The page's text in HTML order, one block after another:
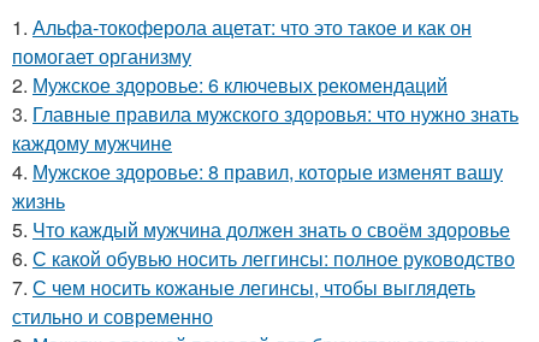
1. Альфа-токоферола ацетат: что это такое и как он
помогает организму
2. Мужское здоровье: 6 ключевых рекомендаций
3. Главные правила мужского здоровья: что нужно знать
каждому мужчине
4. Мужское здоровье: 8 правил, которые изменят вашу
жизнь
5. Что каждый мужчина должен знать о своём здоровье
6. С какой обувью носить леггинсы: полное руководство
7. С чем носить кожаные легинсы, чтобы выглядеть
стильно и современно